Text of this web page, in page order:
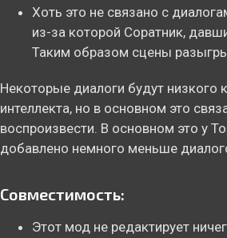
Хоть это не связано с
из-за которой Соратник,
Таким образом сцены
Некоторые диалоги будут низкого
интеллекта, но в основном это
воспроизвести. В основном это у
добавлено немного меньше
Совместимость:
Этот мод не редактирует